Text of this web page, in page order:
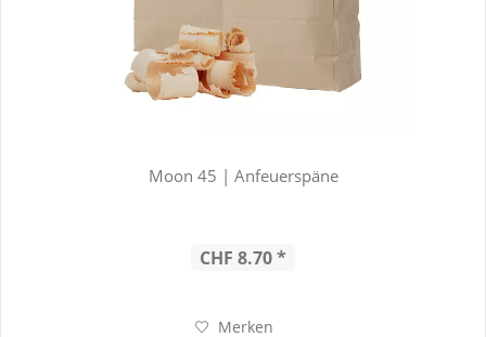
Moon 45 | Anfeuerspäne
CHF 8.70 *
Merken